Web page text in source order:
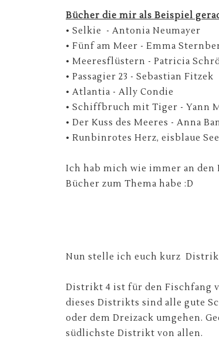
Bücher die mir als Beispiel
• Selkie - Antonia Neumayer
• Fünf am Meer - Emma
• Meeresflüstern - Patricia
• Passagier 23 - Sebastian Fitzek
• Atlantia - Ally Condie
• Schiffbruch mit Tiger - Yann
• Der Kuss des Meeres - Anna
• Runbinrotes Herz, eisblaue
Ich hab mich wie immer an
Bücher zum Thema habe :D
Nun stelle ich euch kurz
Distrikt 4 ist für den Fischfang
dieses Distrikts sind alle gute
oder dem Dreizack umgehen.
südlichste Distrikt von allen.